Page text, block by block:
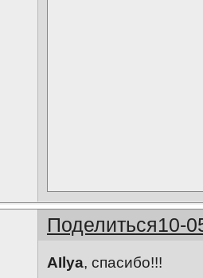
Поделиться10-
AIlya, спасибо!!!